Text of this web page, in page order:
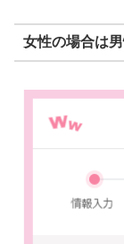
女性の場合は